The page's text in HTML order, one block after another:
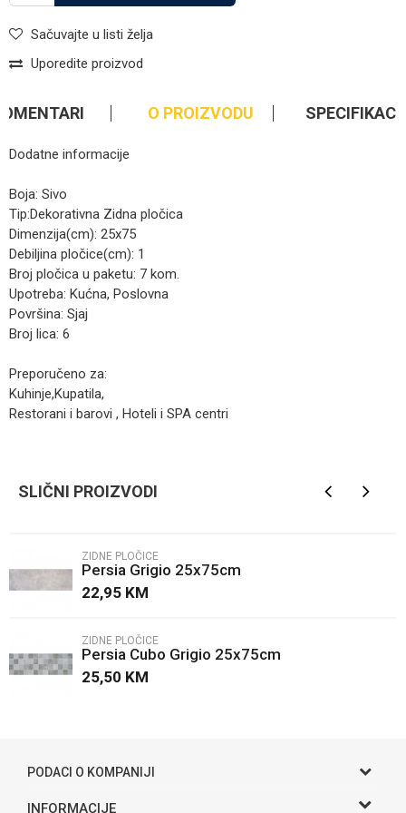
Sačuvajte u listi želja
Uporedite proizvod
O PROIZVODU
Dodatne informacije
Boja: Sivo
Tip:Dekorativna Zidna pločica
Dimenzija(cm): 25x75
Debiljina pločice(cm): 1
Broj pločica u paketu: 7 kom.
Upotreba: Kućna, Poslovna
Površina: Sjaj
Broj lica: 6
Preporučeno za:
Kuhinje,Kupatila,
Restorani i barovi , Hoteli i SPA centri
Poruka
SLIČNI PROIZVODI
ZIDNE PLOČICE
Persia Grigio 25x75cm
22,95 KM
ZIDNE PLOČICE
Persia Cubo Grigio 25x75cm
25,50 KM
PODACI O KOMPANIJI
Gama S doo
INFORMACIJE